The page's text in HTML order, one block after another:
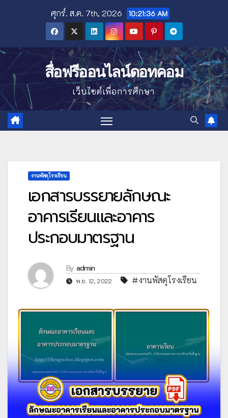
ศุกร์. ส.ค. 7th, 2026 10:21:37 AM
สื่อฟรีออนไลน์ดอทคอม
เว็บไซต์เพื่อการศึกษา
งานพัสดุโรงเรียน
เอกสารบรรยายลักษณะ
อาคารเรียนและอาคาร
ประกอบมาตรฐาน
By admin
พ.ย. 12, 2022 #งานพัสดุโรงเรียน